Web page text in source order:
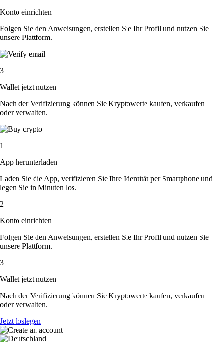
Konto einrichten
Folgen Sie den Anweisungen, erstellen Sie Ihr Profil und nutzen Sie
unsere Plattform.
3
Wallet jetzt nutzen
Nach der Verifizierung können Sie Kryptowerte kaufen, verkaufen
oder verwalten.
1
App herunterladen
Laden Sie die App, verifizieren Sie Ihre Identität per Smartphone und
legen Sie in Minuten los.
2
Konto einrichten
Folgen Sie den Anweisungen, erstellen Sie Ihr Profil und nutzen Sie
unsere Plattform.
3
Wallet jetzt nutzen
Nach der Verifizierung können Sie Kryptowerte kaufen, verkaufen
oder verwalten.
Jetzt loslegen